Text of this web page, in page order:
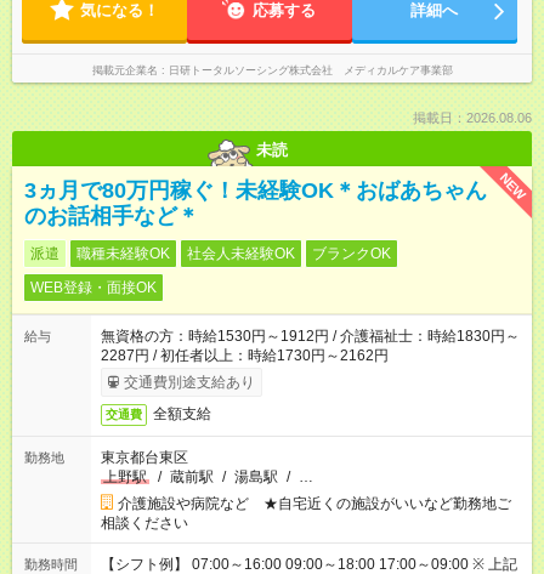
気になる！ 応募する 詳細へ
掲載元企業名 日研トータルソーシング株式会社 メディカルケア事業部
掲載日：2026.08.06
未読
NEW
3ヵ月で80万円稼ぐ！未経験OK＊おばあちゃん
のお話相手など＊
派遣 職種未経験OK 社会人未経験OK
ブランクOK
WEB登録・面接OK
給与
無資格の方：時給1530円～1912円 / 介護福祉士：時給1830円～
2287円 / 初任者以上：時給1730円～2162円
交通費別途支給あり
交通費 全額支給
勤務地
東京都台東区
上野駅
/ 蔵前駅 / 湯島駅 / …
介護施設や病院など ★自宅近くの施設がいいなど勤務地ご
相談ください
勤務時間
【シフト例】 07:00～16:00 09:00～18:00 17:00～09:00 ※ 上記